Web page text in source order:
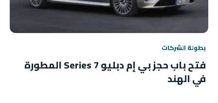
بطولة الشركات
فتح باب حجز بي إم دبليو 7 Series المطورة
في الهند